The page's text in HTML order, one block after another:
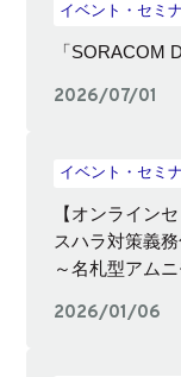
イベント・セミ
「SORACOM
2026/07/01
イベント・セミ
【オンライン
スハラ対策義
～名札型アム
2026/01/06